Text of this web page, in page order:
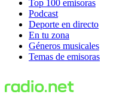
Top 100 emisoras
Podcast
Deporte en directo
En tu zona
Géneros musicales
Temas de emisoras